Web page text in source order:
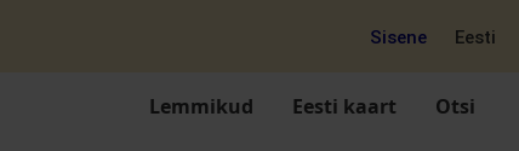
Sisene Eesti
Lemmikud Eesti kaart Otsi